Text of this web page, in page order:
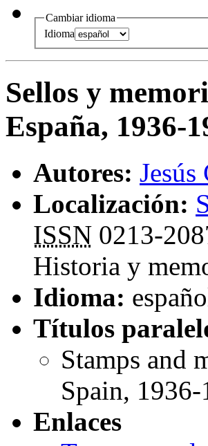
Cambiar idioma
Idioma
Sellos y
España, 1936-
Autores: Jesús
Localización:
ISSN 0213-
Historia y
Idioma:
Títulos
Stamps and
Spain, 1936-
Enlaces